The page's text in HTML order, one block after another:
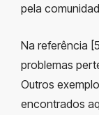
pela
Na referência
problemas
Outros
encontrados